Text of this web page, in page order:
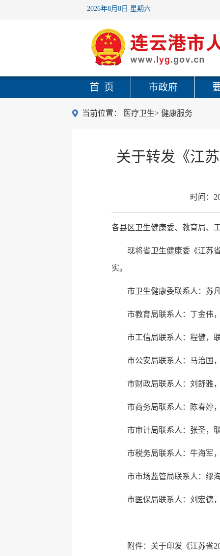
2026年8月8日 星期六
首 页 市政府
当前位置： 医疗卫生> 健康服务
关于转发《江
时间：
各县区卫生健康委、教育局、
现将省卫生健康委《江苏
实。
市卫生健康委联系人：苏
市教育局联系人：丁金伟
市工信局联系人：程健，
市公安局联系人：马治国
市财政局联系人：刘舒雅
市商务局联系人：陈春婷
市审计局联系人：张圣，
市税务局联系人：牛海军
市市场监管局联系人：缪
市医保局联系人：刘宏德
附件：关于印发《江苏省